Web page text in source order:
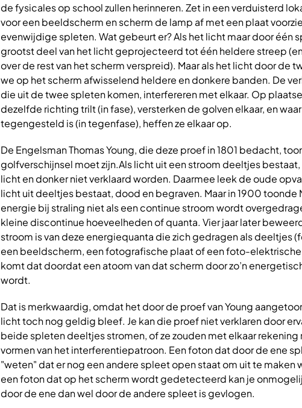
de fysicales op school zullen herinneren. Zet in een verduisterd
voor een beeldscherm en scherm de lamp af met een plaat
evenwijdige spleten. Wat gebeurt er? Als het licht maar door één
grootst deel van het licht geprojecteerd tot één heldere streep
over de rest van het scherm verspreid). Maar als het licht door de
we op het scherm afwisselend heldere en donkere banden. De
die uit de twee spleten komen, interfereren met elkaar. Op
dezelfde richting trilt (in fase), versterken de golven elkaar, en
tegengesteld is (in tegenfase), heffen ze elkaar op.
De Engelsman Thomas Young, die deze proef in 1801 bedacht,
golfverschijnsel moet zijn.Als licht uit een stroom deeltjes bestaat,
licht en donker niet verklaard worden. Daarmee leek de oude
licht uit deeltjes bestaat, dood en begraven. Maar in 1900 toonde
energie bij straling niet als een continue stroom wordt
kleine discontinue hoeveelheden of quanta. Vier jaar later
stroom is van deze energiequanta die zich gedragen als deeltjes
een beeldscherm, een fotografische plaat of een foto-
komt dat doordat een atoom van dat scherm door zo’n
wordt.
Dat is merkwaardig, omdat het door de proef van Young
licht toch nog geldig bleef. Je kan die proef niet verklaren door
beide spleten deeltjes stromen, of ze zouden met elkaar
vormen van het interferentiepatroon. Een foton dat door de ene
"weten" dat er nog een andere spleet open staat om uit te maken
een foton dat op het scherm wordt gedetecteerd kan je
door de ene dan wel door de andere spleet is gevlogen.